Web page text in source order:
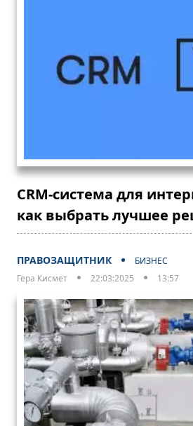
CRM-система для
как выбрать лучшее
ПРАВОЗАЩИТНИК
БИЗНЕС
Гера Кисмет
22:03:2025 13:57